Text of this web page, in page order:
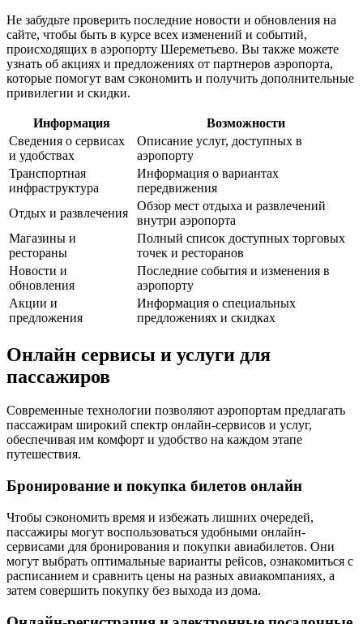
Не забудьте проверить последние новости и обновления на
сайте, чтобы быть в курсе всех изменений и событий,
происходящих в аэропорту Шереметьево. Вы также можете
узнать об акциях и предложениях от партнеров аэропорта,
которые помогут вам сэкономить и получить дополнительные
привилегии и скидки.
Информация
Возможности
Сведения о сервисах
и удобствах
Описание услуг, доступных в
аэропорту
Транспортная
инфраструктура
Информация о вариантах
передвижения
Отдых и развлечения
Обзор мест отдыха и развлечений
внутри аэропорта
Магазины и
рестораны
Полный список доступных торговых
точек и ресторанов
Новости и
обновления
Последние события и изменения в
аэропорту
Акции и
предложения
Информация о специальных
предложениях и скидках
Онлайн сервисы и услуги для
пассажиров
Современные технологии позволяют аэропортам предлагать
пассажирам широкий спектр онлайн-сервисов и услуг,
обеспечивая им комфорт и удобство на каждом этапе
путешествия.
Бронирование и покупка билетов онлайн
Чтобы сэкономить время и избежать лишних очередей,
пассажиры могут воспользоваться удобными онлайн-
сервисами для бронирования и покупки авиабилетов. Они
могут выбрать оптимальные варианты рейсов, ознакомиться с
расписанием и сравнить цены на разных авиакомпаниях, а
затем совершить покупку без выхода из дома.